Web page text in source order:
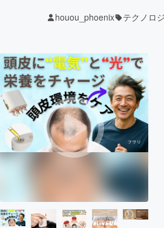
テクノロジー・ガジェット
映像・映画
ビジネス・起業
CAMPFIRE for Social Good
houou_phoenix テクノロ